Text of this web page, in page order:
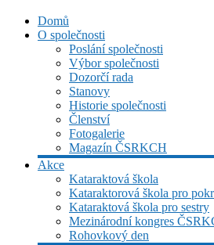
Domů
O společnosti
Poslání společnosti
Výbor společnosti
Dozorčí rada
Stanovy
Historie společnosti
Členství
Fotogalerie
Magazín ČSRKCH
Akce
Kataraktová škola
Kataraktorová škola pro
Kataraktová škola pro sestry
Mezinárodní kongres
Rohovkový den